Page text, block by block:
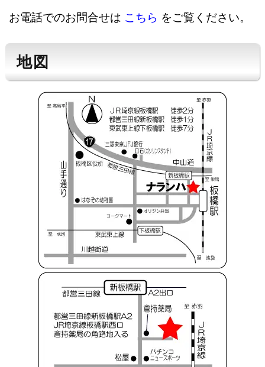
お電話でのお問合せは こちら をご覧ください。
地図